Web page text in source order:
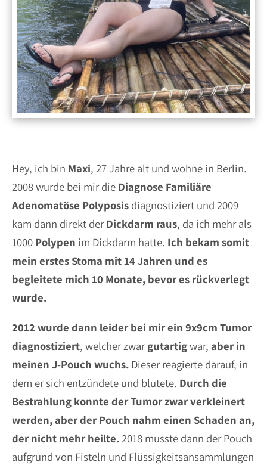
Hey, ich bin Maxi, 27 Jahre alt und wohne in Berlin.
2008 wurde bei mir die Diagnose Familiäre
Adenomatöse Polyposis diagnostiziert und 2009
kam dann direkt derDickdarm raus, da ich mehr als
1000 Polypen im Dickdarm hatte. Ich bekam somit
mein erstes Stoma mit 14 Jahren und es
begleitete mich 10 Monate, bevor es rückverlegt
wurde.
2012 wurde dann leider bei mir ein 9x9cm Tumor
diagnostiziert, welcher zwargutartigwar, aber in
meinen J-Pouch wuchs. Dieser reagierte darauf, in
dem er sich entzündete und blutete. Durch die
Bestrahlung konnte der Tumor zwar verkleinert
werden, aber der Pouch nahm einen Schaden an,
der nicht mehr heilte.2018 musste dann der Pouch
aufgrund von Fisteln und Flüssigkeitsansammlungen